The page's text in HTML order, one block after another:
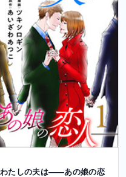
わたしの夫は――あの娘の恋